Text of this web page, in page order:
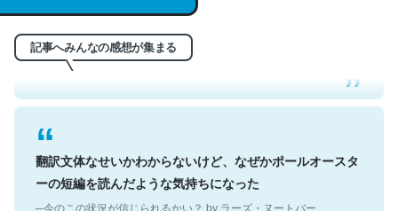
記事へみんなの感想が集まる
れ好き。Let’s Fucking Go. Then Covid hit. Shit.
─今のこの状況が信じられるかい？ by ラーズ・ヌートバー
翻訳文体なせいかわからないけど、なぜかポールオースタ
ーの短編を読んだような気持ちになった